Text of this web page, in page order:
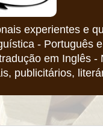
experientes e
- Português
em Inglês
publicitários,